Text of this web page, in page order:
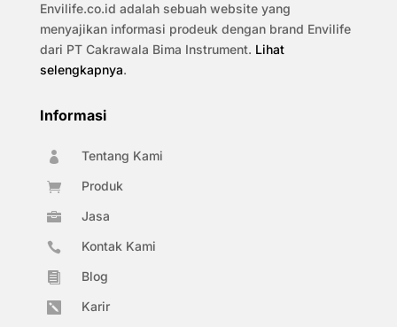
Envilife.co.id adalah sebuah website yang
menyajikan informasi prodeuk dengan brand Envilife
dari PT Cakrawala Bima Instrument. Lihat
selengkapnya.
Informasi
 Tentang Kami
 Produk
 Jasa
 Kontak Kami
 Blog
 Karir